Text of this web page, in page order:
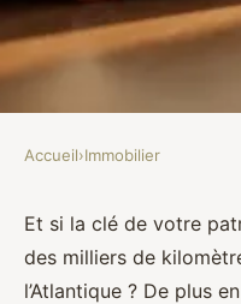
comment
Accueil›Immobilier
Et si la clé de votre
des milliers de
l’Atlantique ? De plus